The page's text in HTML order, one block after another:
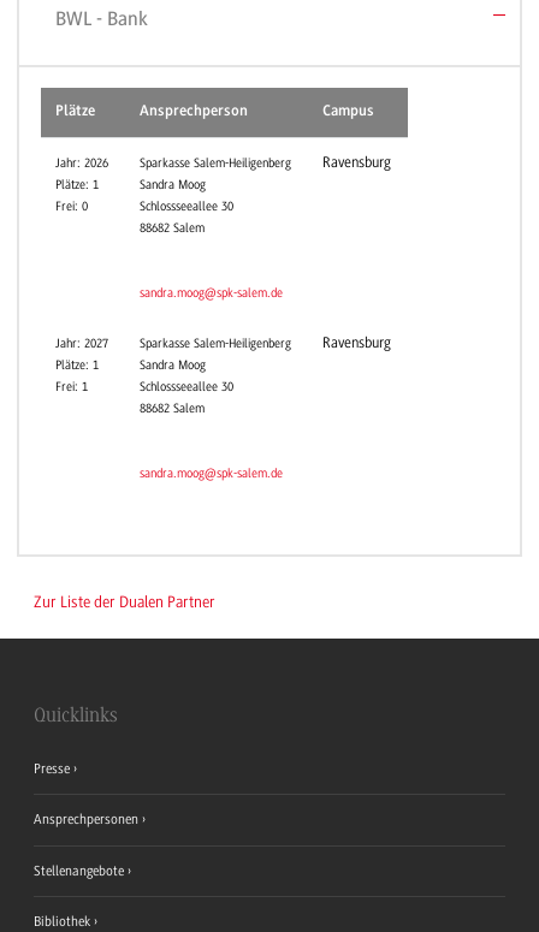
BWL - Bank
Plätze Ansprechperson Campus
Jahr: 2026
Plätze: 1
Frei: 0
Sparkasse Salem-Heiligenberg
Sandra Moog
Schlossseeallee 30
88682 Salem
sandra.moog@spk-salem.de
Ravensburg
Jahr: 2027
Plätze: 1
Frei: 1
Sparkasse Salem-Heiligenberg
Sandra Moog
Schlossseeallee 30
88682 Salem
sandra.moog@spk-salem.de
Ravensburg
Zur Liste der Dualen Partner
Quicklinks
Presse
Ansprechpersonen
Stellenangebote
Bibliothek